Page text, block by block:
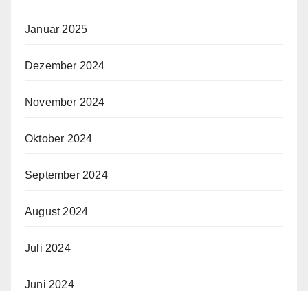
Januar 2025
Dezember 2024
November 2024
Oktober 2024
September 2024
August 2024
Juli 2024
Juni 2024